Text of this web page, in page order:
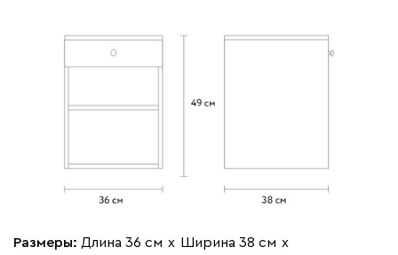
Размеры: Длина 36 см х Ширина 38 см х